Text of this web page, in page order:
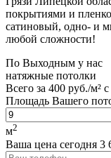
покрытиями и
сатиновый, одно- и
любой сложности!
По Выходным у нас
натяжные потолки
Всего за 400 руб./м²
Площадь Вашего
м2
Ваша цена сегодня 3